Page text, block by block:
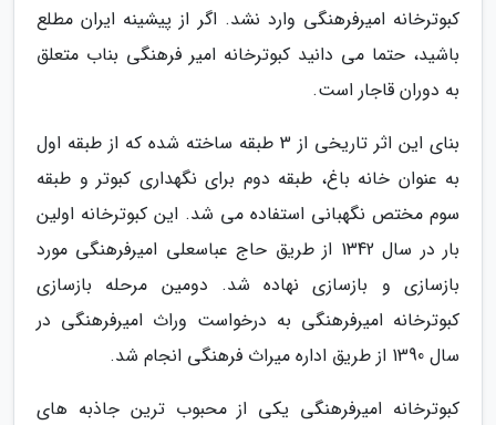
کبوترخانه امیرفرهنگی وارد نشد. اگر از پیشینه ایران مطلع
باشید، حتما می دانید کبوترخانه امیر فرهنگی بناب متعلق
به دوران قاجار است.
بنای این اثر تاریخی از 3 طبقه ساخته شده که از طبقه اول
به عنوان خانه باغ، طبقه دوم برای نگهداری کبوتر و طبقه
سوم مختص نگهبانی استفاده می شد. این کبوترخانه اولین
بار در سال 1342 از طریق حاج عباسعلی امیرفرهنگی مورد
بازسازی و بازسازی نهاده شد. دومین مرحله بازسازی
کبوترخانه امیرفرهنگی به درخواست وراث امیرفرهنگی در
سال 1390 از طریق اداره میراث فرهنگی انجام شد.
کبوترخانه امیرفرهنگی یکی از محبوب ترین جاذبه های